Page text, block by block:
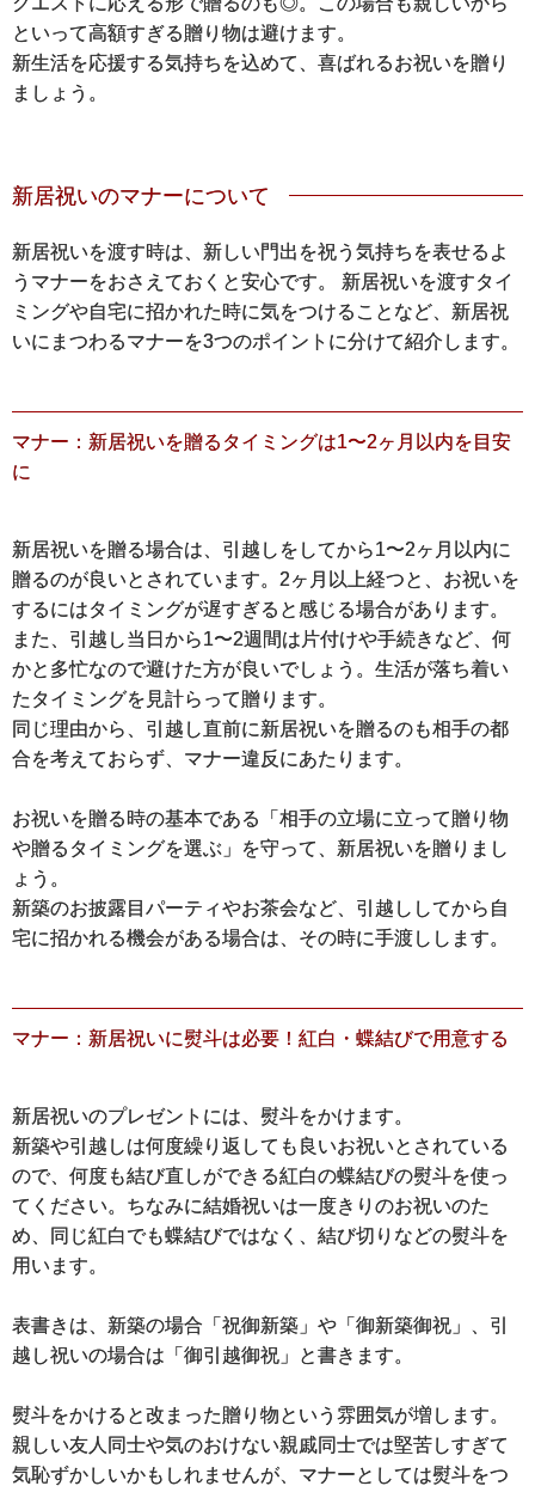
といって高額すぎる贈り物は避けます。
新生活を応援する気持ちを込めて、喜ばれるお祝いを贈り
ましょう。
新居祝いのマナーについて
新居祝いを渡す時は、新しい門出を祝う気持ちを表せるよ
うマナーをおさえておくと安心です。 新居祝いを渡すタイ
ミングや自宅に招かれた時に気をつけることなど、新居祝
いにまつわるマナーを3つのポイントに分けて紹介します。
マナー：新居祝いを贈るタイミングは1〜2ヶ月以内を目安
に
新居祝いを贈る場合は、引越しをしてから1〜2ヶ月以内に
贈るのが良いとされています。2ヶ月以上経つと、お祝いを
するにはタイミングが遅すぎると感じる場合があります。
また、引越し当日から1〜2週間は片付けや手続きなど、何
かと多忙なので避けた方が良いでしょう。生活が落ち着い
たタイミングを見計らって贈ります。
同じ理由から、引越し直前に新居祝いを贈るのも相手の都
合を考えておらず、マナー違反にあたります。
お祝いを贈る時の基本である「相手の立場に立って贈り物
や贈るタイミングを選ぶ」を守って、新居祝いを贈りまし
ょう。
新築のお披露目パーティやお茶会など、引越ししてから自
宅に招かれる機会がある場合は、その時に手渡しします。
マナー：新居祝いに熨斗は必要！紅白・蝶結びで用意する
新居祝いのプレゼントには、熨斗をかけます。
新築や引越しは何度繰り返しても良いお祝いとされている
ので、何度も結び直しができる紅白の蝶結びの熨斗を使っ
てください。ちなみに結婚祝いは一度きりのお祝いのた
め、同じ紅白でも蝶結びではなく、結び切りなどの熨斗を
用います。
表書きは、新築の場合「祝御新築」や「御新築御祝」、引
越し祝いの場合は「御引越御祝」と書きます。
熨斗をかけると改まった贈り物という雰囲気が増します。
親しい友人同士や気のおけない親戚同士では堅苦しすぎて
気恥ずかしいかもしれませんが、マナーとしては熨斗をつ